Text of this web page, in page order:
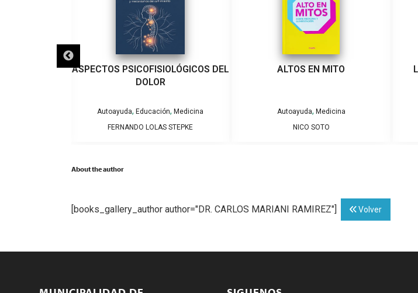
ASPECTOS PSICOFISIOLÓGICOS DEL
DOLOR
Autoayuda, Educación, Medicina
FERNANDO LOLAS STEPKE
ALTOS EN MITO
Autoayuda, Medicina
NICO SOTO
About the author
[books_gallery_author author="DR. CARLOS MARIANI RAMIREZ"] Volver